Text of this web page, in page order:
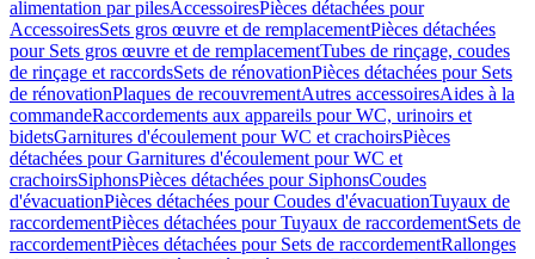
alimentation par pilesAccessoiresPièces détachées pour
AccessoiresSets gros œuvre et de remplacementPièces détachées
pour Sets gros œuvre et de remplacementTubes de rinçage, coudes
de rinçage et raccordsSets de rénovationPièces détachées pour Sets
de rénovationPlaques de recouvrementAutres accessoiresAides à la
commandeRaccordements aux appareils pour WC, urinoirs et
bidetsGarnitures d'écoulement pour WC et crachoirsPièces
détachées pour Garnitures d'écoulement pour WC et
crachoirsSiphonsPièces détachées pour SiphonsCoudes
d'évacuationPièces détachées pour Coudes d'évacuationTuyaux de
raccordementPièces détachées pour Tuyaux de raccordementSets de
raccordementPièces détachées pour Sets de raccordementRallonges